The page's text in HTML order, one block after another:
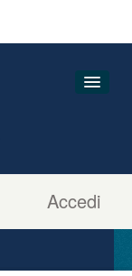
Accedi